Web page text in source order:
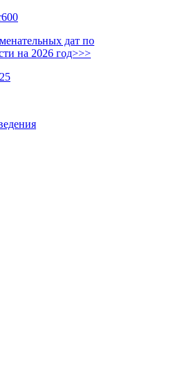
дат по
на 2026 год>>>